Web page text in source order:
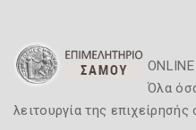
Όλα
λειτουργία της επιχείρησής